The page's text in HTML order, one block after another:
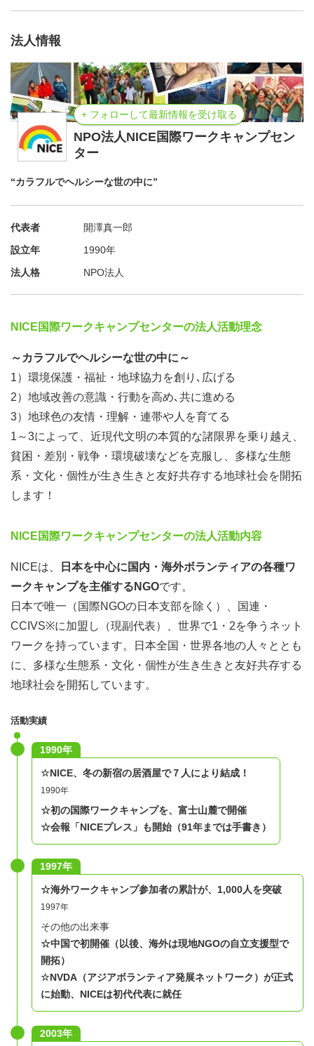
本自炊だが、昼・夜に賄いがあることも。宿泊所での喫煙
【企画】
年間を通してイベントの他、県内の児童施設の児童とオン
ラインで交流するプログラムの運営もあり。自発的・積極
的に活動のアイデア募集中！
は、年間で1000人近くの人が関わり徳島駅前の国道の花
壇に花を植えて1年中を通して美しく活気のある街を実現
するために活動している市民主導のボランティア活動で
ティアと一緒に行っています。（びざん大学理事長 長谷
法人情報
+ フォローして最新情報を受け取る
NPO法人NICE国際ワークキャンプセン
ター
“カラフルでヘルシーな世の中に”
代表者
開澤真一郎
設立年
1990年
法人格
NPO法人
NICE国際ワークキャンプセンターの法人活動理念
～カラフルでヘルシーな世の中に～
1）環境保護・福祉・地球協力を創り､広げる
2）地域改善の意識・行動を高め､共に進める
3）地球色の友情・理解・連帯や人を育てる
1～3によって、近現代文明の本質的な諸限界を乗り越え、
貧困・差別・戦争・環境破壊などを克服し、多様な生態
系・文化・個性が生き生きと友好共存する地球社会を開拓
します！
NICE国際ワークキャンプセンターの法人活動内容
NICEは、
日本を中心に国内・海外ボランティアの各種ワ
ークキャンプを主催するNGOです。
日本で唯一（国際NGOの日本支部を除く）、国連・
CCIVS※に加盟し（現副代表）、世界で1・2を争うネット
ワークを持っています。日本全国・世界各地の人々ととも
に、多様な生態系・文化・個性が生き生きと友好共存する
地球社会を開拓しています。
活動実績
1990年
☆NICE、冬の新宿の居酒屋で７人により結成！
1990年
☆初の国際ワークキャンプを、富士山麓で開催
☆会報「NICEプレス」も開始（91年までは手書き）
1997年
☆海外ワークキャンプ参加者の累計が、1,000人を突破
1997年
その他の出来事
☆中国で初開催（以後、海外は現地NGOの自立支援型で
開拓）
☆NVDA （アジアボランティア発展ネットワーク） が正式
に始動、NICEは初代代表に就任
2003年